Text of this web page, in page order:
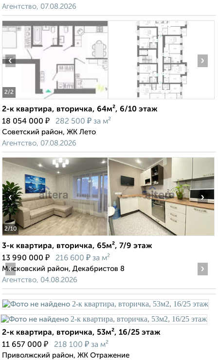
Агентство, 07.08.2026
2/2
‹ ›
2-к квартира, вторичка, 64м², 6/10 этаж
18 054 000 ₽ 282 500 ₽ за м²
Советский район, ЖК Лето
Агентство, 07.08.2026
2/10
‹ ›
3-к квартира, вторичка, 65м², 7/9 этаж
13 990 000 ₽ 216 600 ₽ за м²
Московский район, Декабристов 8
Агентство, 04.08.2026
‹ ›
2-к квартира, вторичка, 53м², 16/25 этаж
11 657 000 ₽ 218 100 ₽ за м²
Приволжский район, ЖК Отражение